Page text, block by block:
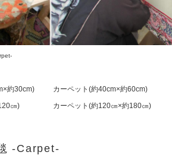
約30cm) カーペット(約40cm×約60cm)
㎝)
カーペット(約120㎝×約180㎝)
-Carpet-